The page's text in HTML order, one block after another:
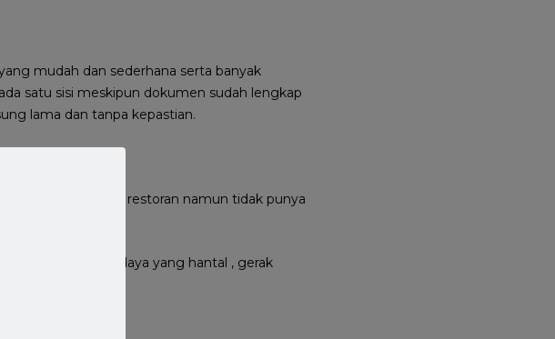
mudah dan sederhana serta banyak
satu sisi meskipun dokumen sudah lengkap
lama dan tanpa kepastian.
izin usaha restoran namun tidak punya
dengan sumberdaya yang hantal , gerak
di Indonesia